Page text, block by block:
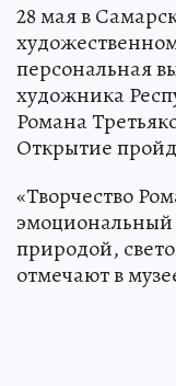
28 мая в
персональная
художника
Романа
Открытие
«Творчество
природой,
отмечают в